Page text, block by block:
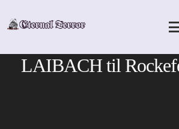
LAIBACH til